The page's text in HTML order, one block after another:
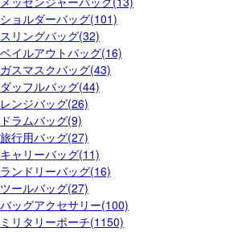
ショルダーバッグ(101)
スリングバッグ(32)
ベイルアウトバッグ(16)
ガスマスクバッグ(43)
ダッフルバッグ(44)
レンジバッグ(26)
ドラムバッグ(9)
旅行用バッグ(27)
キャリーバッグ(11)
ランドリーバッグ(16)
ツールバッグ(27)
バッグアクセサリー(100)
ミリタリーポーチ(1150)